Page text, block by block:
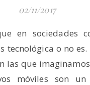
02/11/2017
en sociedades
tecnológica o no
las que
móviles son